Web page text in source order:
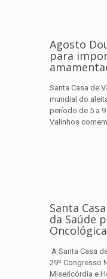
Agosto
para
Santa Casa de
mundial do
período de 5 a
Valinhos
Santa
da Saúde
Oncológica
A Santa Casa
29º Congresso
Misericórdia e